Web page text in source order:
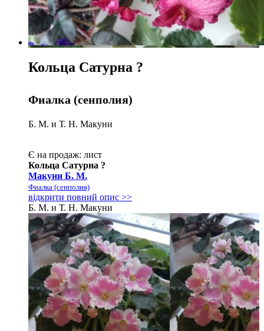
Кольца Сатурна ?
Фиалка (сенполия)
Б. М. и Т. Н. Макуни
Є на продаж: лист
Кольца Сатурна ?
Макуни Б. М.
Фиалка (сенполия)
відкрити повний опис >>
Б. М. и Т. Н. Макуни